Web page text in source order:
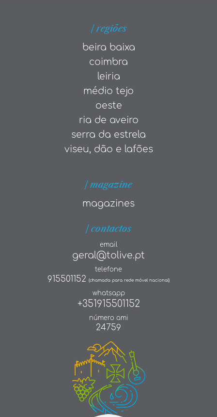
| regiões
beira baixa
coimbra
leiria
médio tejo
oeste
ria de aveiro
serra da estrela
viseu, dão e lafões
| magazine
magazines
| contactos
email
geral@tolive.pt
telefone
915501152 (chamada para rede móvel nacional)
whatsapp
+351915501152
número ami
24759